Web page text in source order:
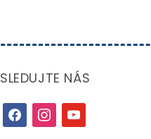
SLEDUJTE NÁS
facebookinstagramyoutube